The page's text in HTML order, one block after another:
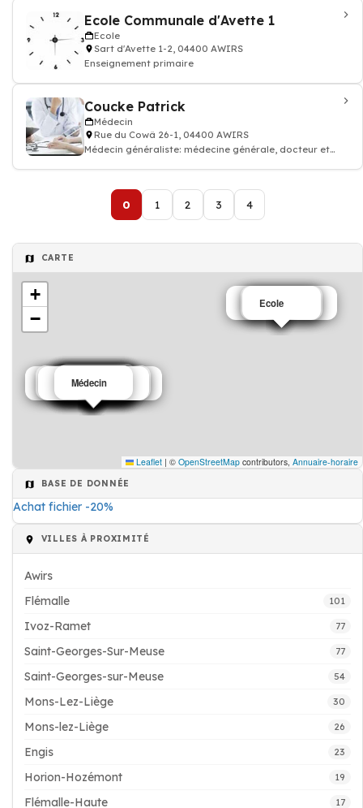
Ecole Communale d'Avette 1
Ecole
Sart d'Avette 1-2, 04400 AWIRS
Enseignement primaire
Coucke Patrick
Médecin
Rue du Cowâ 26-1, 04400 AWIRS
Médecin généraliste: médecine générale, docteur et
0 1 2 3 4
CARTE
Transport marchandise
Boiserie
maison de retraite
Pharmacie
Restaurant
Ostéopathe
Médecin
industrie
Librairie
Parking
Pharmacie
Danse
Salon de coiffure
Chauffage
Electricien
industrie
Mobilier
Location de salle
Ecole
Médecin
+
−
Leaflet | © OpenStreetMap contributors, Annuaire-horaire
BASE DE DONNÉE
Achat fichier -20%
VILLES À PROXIMITÉ
Awirs
Flémalle
101
Ivoz-Ramet 77
Saint-Georges-Sur-Meuse 77
Saint-Georges-sur-Meuse 54
Mons-Lez-Liège 30
Mons-lez-Liège 26
Engis 23
Horion-Hozémont 19
Flémalle-Haute 17